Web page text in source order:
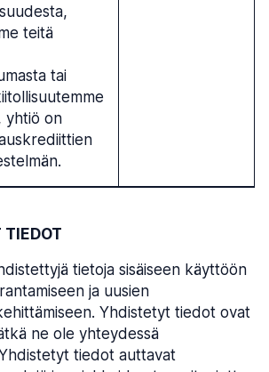
teitä
tai
yhtiö on
TIEDOT
tietoja sisäiseen käyttöön
ja uusien
Yhdistetyt tiedot ovat
ne ole yhteydessä
tiedot auttavat